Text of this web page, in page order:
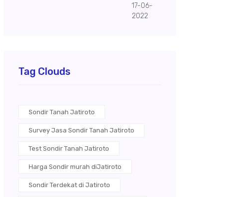
17-06-
2022
Tag Clouds
Sondir Tanah Jatiroto
Survey Jasa Sondir Tanah Jatiroto
Test Sondir Tanah Jatiroto
Harga Sondir murah diJatiroto
Sondir Terdekat di Jatiroto